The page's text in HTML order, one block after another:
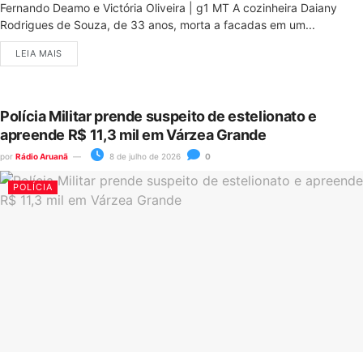
Fernando Deamo e Victória Oliveira | g1 MT A cozinheira Daiany
Rodrigues de Souza, de 33 anos, morta a facadas em um...
LEIA MAIS
Polícia Militar prende suspeito de estelionato e
apreende R$ 11,3 mil em Várzea Grande
por Rádio Aruanã 8 de julho de 2026 0
POLÍCIA